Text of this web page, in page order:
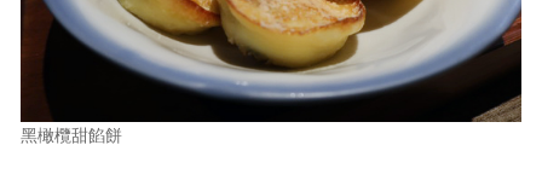
黑橄欖甜餡餅